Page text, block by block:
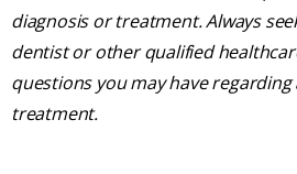
diagnosis or treatment. Always
dentist or other qualified
questions you may have
treatment.